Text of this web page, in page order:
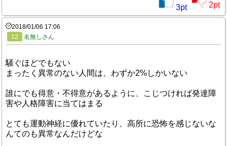
3pt 2pt
2018/01/06 17:06
12
名無しさん
騒ぐほどでもない
まったく異常のない人間は、わずか2%しかいない
誰にでも得意・不得意があるように、こじつければ発達障
害や人格障害に当てはまる
とても運動神経に優れていたり、高所に恐怖を感じないな
んてのも異常なんだけどな